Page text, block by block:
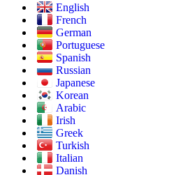
English
French
German
Portuguese
Spanish
Russian
Japanese
Korean
Arabic
Irish
Greek
Turkish
Italian
Danish